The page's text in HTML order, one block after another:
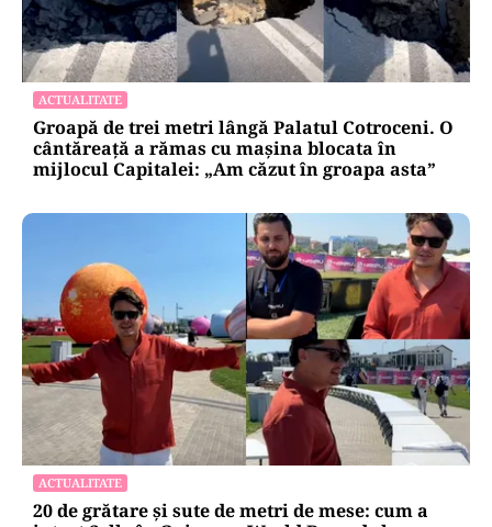
ACTUALITATE
Groapă de trei metri lângă Palatul Cotroceni. O
cântăreață a rămas cu mașina blocata în
mijlocul Capitalei: „Am căzut în groapa asta”
ACTUALITATE
20 de grătare și sute de metri de mese: cum a